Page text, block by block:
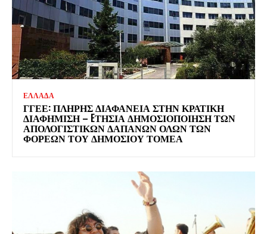
ΕΛΛΑΔΑ
ΓΓΕΕ: ΠΛΉΡΗΣ ΔΙΑΦΆΝΕΙΑ ΣΤΗΝ ΚΡΑΤΙΚΉ
ΔΙΑΦΉΜΙΣΗ – EΤΉΣΙΑ ΔΗΜΟΣΙΟΠΟΊΗΣΗ ΤΩΝ
ΑΠΟΛΟΓΙΣΤΙΚΏΝ ΔΑΠΑΝΏΝ ΌΛΩΝ ΤΩΝ
ΦΟΡΈΩΝ ΤΟΥ ΔΗΜΟΣΊΟΥ ΤΟΜΈΑ